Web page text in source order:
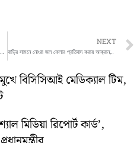
চুরি না করলে মিলবে না খাওয়ার।নিজের মায়ের বিরুদ্ধে ছয় বছরের এই শিশুকন্যার দাবি ঘিরে চাঞ্চল্য ছাড়ালো মালদার ইংরেজবাজারে
NEXT
বাড়ির সামনে নোংরা জল ফেলার প্রতিবাদ করায় আক্রান্ত হলেন এক দম্পতি
বিসিসিআই মেডিক্যাল টিম,
মিডিয়া রিপোর্ট কার্ড’,